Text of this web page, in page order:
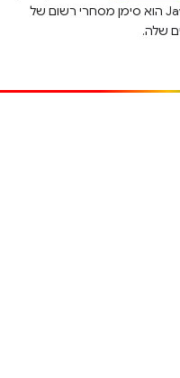
.‏ Java הוא סימן מסחרי רשום של